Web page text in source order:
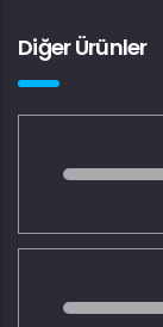
Diğer Ürünler